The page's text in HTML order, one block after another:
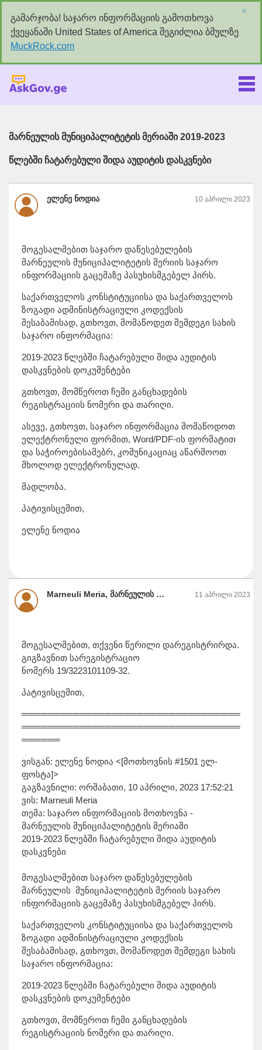
გამარჯობა! საჯარო ინფორმაციის გამოთხოვა
ქვეყანაში United States of America შეგიძლია ბმულზე
MuckRock.com
×
მარნეულის მუნიციპალიტეტის მერიაში 2019-2023
წლებში ჩატარებული შიდა აუდიტის დასკვნები
ელენე ნოდია 10 აპრილი 2023
მოგესალმებით საჯარო დაწესებულების
მარნეულის მუნიციპალიტეტის მერიის საჯარო
ინფორმაციის გაცემაზე პასუხისმგებელ პირს.
საქართველოს კონსტიტუციისა და საქართველოს
ზოგადი ადმინისტრაციული კოდექსის
შესაბამისად, გთხოვთ, მომაწოდეთ შემდეგი სახის
საჯარო ინფორმაცია:
2019-2023 წლებში ჩატარებული შიდა აუდიტის
დასკვნების დოკუმენტები
გთხოვთ, მომწეროთ ჩემი განცხადების
რეგისტრაციის ნომერი და თარიღი.
ასევე, გთხოვთ, საჯარო ინფორმაცია მომაწოდოთ
ელექტრონული ფორმით, Word/PDF-ის ფორმატით
და საჭიროებისამებრ, კომუნიკაციაც აწარმოოთ
მხოლოდ ელექტრონულად.
მადლობა.
პატივისცემით,
ელენე ნოდია
Marneuli Meria, მარნეულის მუნიციპალიტეტის მერია 11 აპრილი 2023
მოგესალმებით, თქვენი წერილი დარეგისტრირდა.
გიგზავნით სარეგისტრაციო
ნომერს 19/3223101109-32.
პატივისცემით,
══════════════════════════════════
══════════════════════════════════
══════
ვისგან: ელენე ნოდია <[მოთხოვნის #1501 ელ-
ფოსტა]>
გაგზავნილი: ორშაბათი, 10 აპრილი, 2023 17:52:21
ვის: Marneuli Meria
თემა: საჯარო ინფორმაციის მოთხოვნა -
მარნეულის მუნიციპალიტეტის მერიაში
2019-2023 წლებში ჩატარებული შიდა აუდიტის
დასკვნები
მოგესალმებით საჯარო დაწესებულების
მარნეულის მუნიციპალიტეტის მერიის საჯარო
ინფორმაციის გაცემაზე პასუხისმგებელ პირს.
საქართველოს კონსტიტუციისა და საქართველოს
ზოგადი ადმინისტრაციული კოდექსის
შესაბამისად, გთხოვთ, მომაწოდეთ შემდეგი სახის
საჯარო ინფორმაცია:
2019-2023 წლებში ჩატარებული შიდა აუდიტის
დასკვნების დოკუმენტები
გთხოვთ, მომწეროთ ჩემი განცხადების
რეგისტრაციის ნომერი და თარიღი.